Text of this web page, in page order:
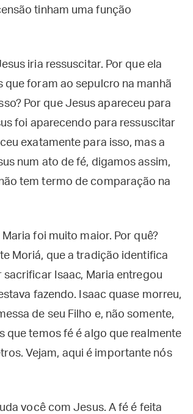
tinham uma função
iria ressuscitar. Por que ela
que foram ao sepulcro na manhã
Por que Jesus apareceu para
foi aparecendo para ressuscitar
exatamente para isso, mas a
num ato de fé, digamos assim,
tem termo de comparação na
foi muito maior. Por quê?
Moriá, que a tradição identifica
Isaac, Maria entregou
fazendo. Isaac quase morreu,
de seu Filho e, não somente,
que temos fé é algo que realmente
Vejam, aqui é importante nós
você com Jesus. A fé é feita